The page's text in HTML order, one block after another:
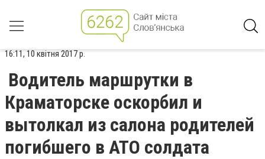
16:11, 10 квітня 2017 р.
Водитель маршрутки в
Краматорске оскорбил и
вытолкал из салона родителей
погибшего в АТО солдата